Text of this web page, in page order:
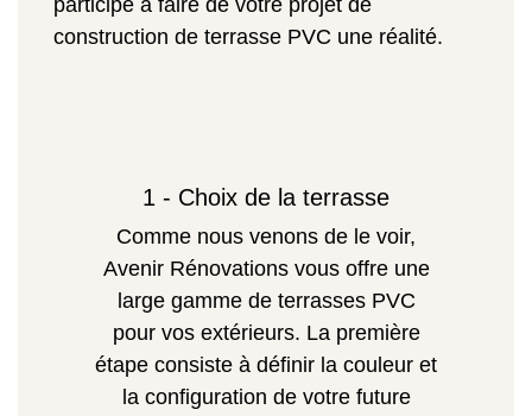
participe à faire de votre projet de
construction de terrasse PVC une réalité.
1 - Choix de la terrasse
Comme nous venons de le voir,
Avenir Rénovations vous offre une
large gamme de terrasses PVC
pour vos extérieurs. La première
étape consiste à définir la couleur et
la configuration de votre future